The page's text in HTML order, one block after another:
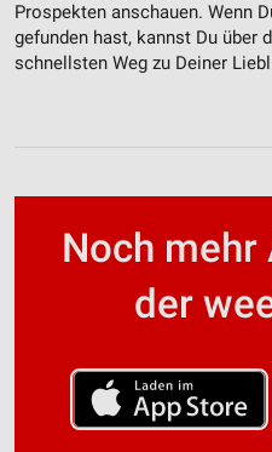
Prospekten anschauen. Wenn
gefunden hast, kannst Du über
schnellsten Weg zu Deiner
Noch mehr
der